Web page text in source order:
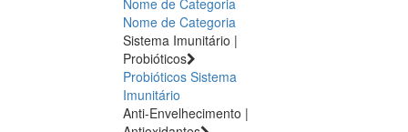
Nome de Categoria
Sistema Imunitário |
Probióticos
Probióticos Sistema
Imunitário
Anti-Envelhecimento |